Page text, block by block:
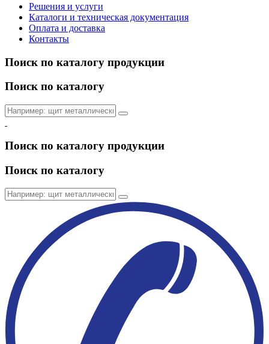
Решения и услуги
Каталоги и техническая документация
Оплата и доставка
Контакты
Поиск по каталогу продукции
Поиск по каталогу
Поиск по каталогу продукции
Поиск по каталогу